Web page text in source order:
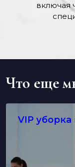
включая
Что еще
VIP